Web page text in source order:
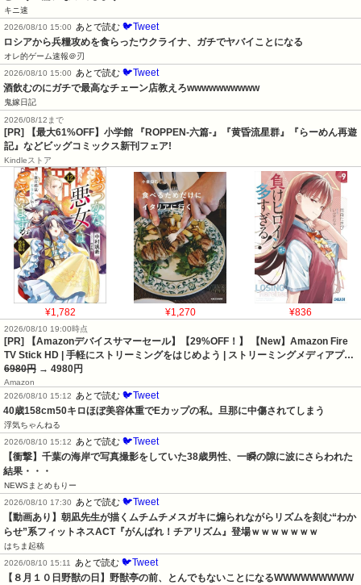
キニ速
2026/08/10 15:00
あとで読む 🐦Tweet
ロシアから兵糧攻めを食らったウクライナ、ガチでヤバイことになる
オレ的ゲーム速報＠刃
2026/08/10 15:00
あとで読む 🐦Tweet
酒飲むのにガチで最高なチェーン店教えろwwwwwwwwww
鬼嫁日記
2026/08/12まで
[PR] 【最大61%OFF】小学館 『ROPPEN-六篇-』『黄昏流星群』『らーめん再遊
記』などビッグコミックス新刊フェア!
Kindleストア
¥1,782 ¥1,270 ¥836
2026/08/10 19:00時点
[PR] 【Amazonデバイスサマーセール】【29%OFF！】 【New】Amazon Fire
TV Stick HD | 手軽にストリーミングをはじめよう | ストリーミングメディアプ…
6980円 → 4980円
Amazon
2026/08/10 15:12
あとで読む 🐦Tweet
40歳158cm50キロほぼ美容体重でEカップの私。旦那に中傷されてしまう
浮気ちゃんねる
2026/08/10 15:12
あとで読む 🐦Tweet
【衝撃】千葉の海岸で写真撮影をしていた38歳男性、一瞬の隙に波にさらわれた
結果・・・
NEWSまとめもりー
2026/08/10 17:30
あとで読む 🐦Tweet
【動画あり】朝凪先生が描くムチムチメスガキに煽られながらリズムを刻む“わか
らせ”系フィットネスACT『がんばれ！チアリズム』登場ｗｗｗｗｗｗｗ
はちま起稿
2026/08/10 15:11
あとで読む 🐦Tweet
【８月１０日野獣の日】野獣亭の前、とんでもないことになるWWWWWWWWW